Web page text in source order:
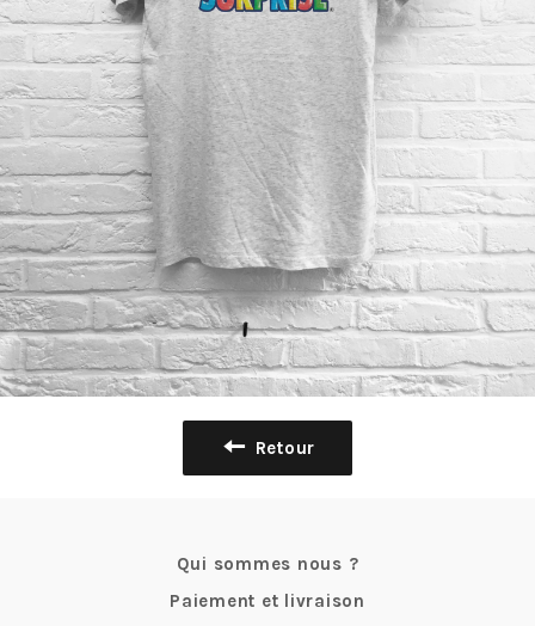
Retour
Qui sommes nous ?
Paiement et livraison